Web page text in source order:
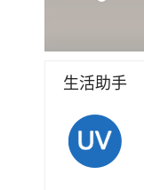
生活助手